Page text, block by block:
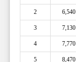
2 6,540
3 7,130
4 7,770
5 8,470